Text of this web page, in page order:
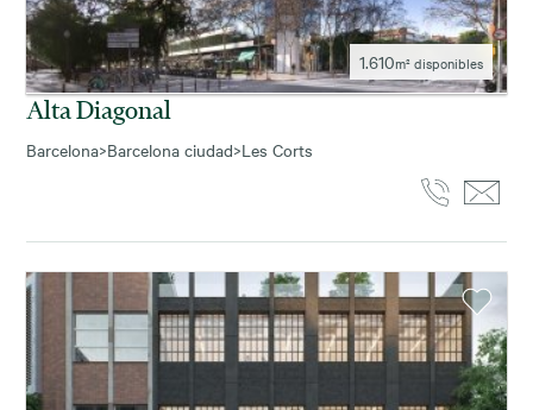
1.610m² disponibles
Alta Diagonal
Barcelona>Barcelona ciudad>Les Corts